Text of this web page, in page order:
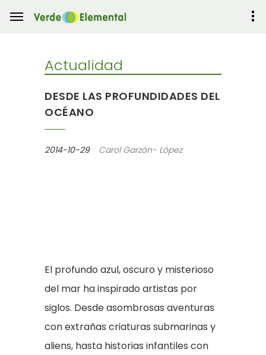
Actualidad
DESDE LAS PROFUNDIDADES DEL
OCÉANO
2014-10-29 Carol Garzón- López
El profundo azul, oscuro y misterioso
del mar ha inspirado artistas por
siglos. Desde asombrosas aventuras
con extrañas criaturas submarinas y
aliens, hasta historias infantiles con